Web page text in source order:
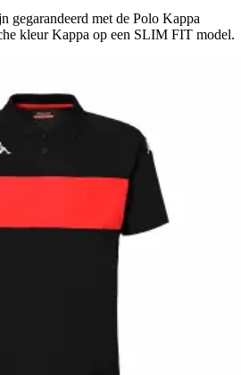
gegarandeerd met de Polo Kappa
kleur Kappa op een SLIM FIT model.